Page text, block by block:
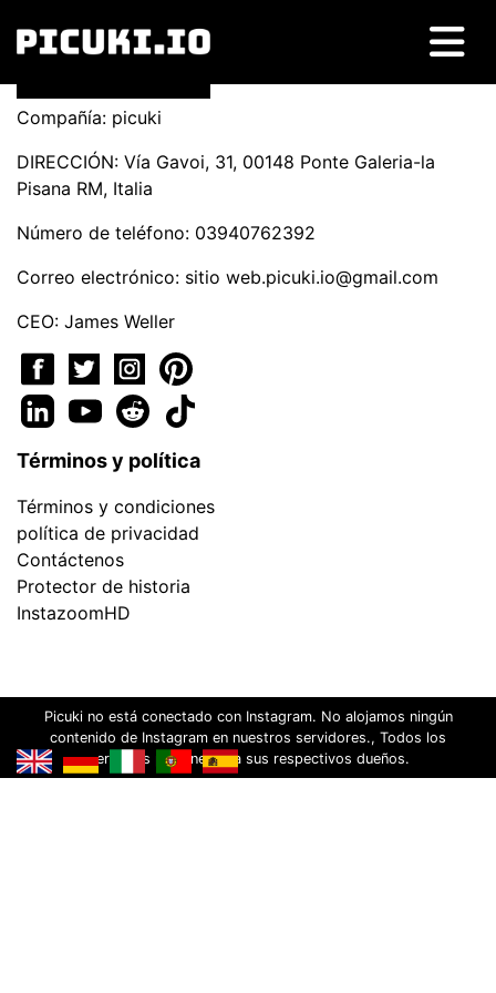
Compañía: picuki
DIRECCIÓN: Vía Gavoi, 31, 00148 Ponte Galeria-la
Pisana RM, Italia
Número de teléfono: 03940762392
Correo electrónico: sitio web.picuki.io@gmail.com
CEO: James Weller
Términos y política
Términos y condiciones
política de privacidad
Contáctenos
Protector de historia
InstazoomHD
Picuki no está conectado con Instagram. No alojamos ningún
contenido de Instagram en nuestros servidores., Todos los
derechos pertenecen a sus respectivos dueños.